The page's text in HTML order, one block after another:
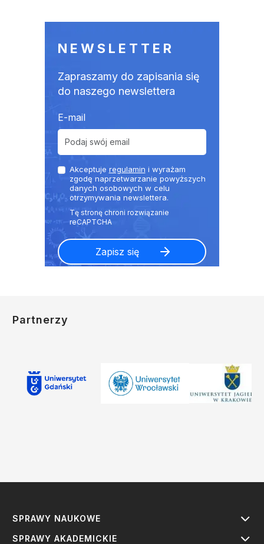
NEWSLETTER
Zapraszamy do zapisania się
do naszego newslettera
E-mail
Akceptuje regulamin i wyrażam
zgodę naprzetwarzanie powyższych
danych osobowych w celu
otrzymywania newslettera.
Partnerzy
SPRAWY NAUKOWE
SPRAWY AKADEMICKIE